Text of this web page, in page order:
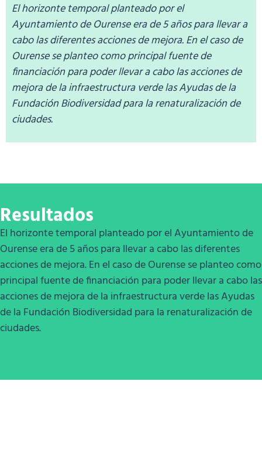
El horizonte temporal planteado por el
Ayuntamiento de Ourense era de 5 años para llevar a
cabo las diferentes acciones de mejora. En el caso de
Ourense se planteo como principal fuente de
financiación para poder llevar a cabo las acciones de
mejora de la infraestructura verde las Ayudas de la
Fundación Biodiversidad para la renaturalización de
ciudades.
Resultados
El horizonte temporal planteado por el Ayuntamiento de
Ourense era de 5 años para llevar a cabo las diferentes
acciones de mejora. En el caso de Ourense se planteo como
principal fuente de financiación para poder llevar a cabo las
acciones de mejora de la infraestructura verde las Ayudas
de la Fundación Biodiversidad para la renaturalización de
ciudades.